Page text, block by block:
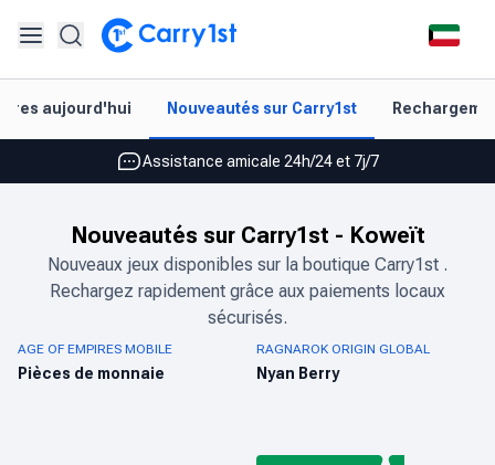
aujourd'hui Nouveautés sur Carry1st
Les meilleures offres pour vos meilleurs jeux
Assistance amicale 24h/24 et 7j/7
Rechargement et livraison instantanés
Les meilleures offres pour vos meilleurs jeux
Noté 4,45 sur Google Play et l'App Store
Nouveautés sur Carry1st - Koweït
Nouveaux jeux disponibles sur la boutique Carry1st .
Rechargez rapidement grâce aux paiements locaux
sécurisés.
AGE OF EMPIRES MOBILE
Pièces de monnaie
RAGNAROK ORIGIN GLOBAL
Nyan Berry